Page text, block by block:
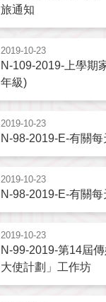
旅通知
2019-10-23
N-109-2019-上學期
年級)
2019-10-23
N-98-2019-E-有關
2019-10-23
N-98-2019-E-有關
2019-10-23
N-99-2019-第14屆
大使計劃」工作坊